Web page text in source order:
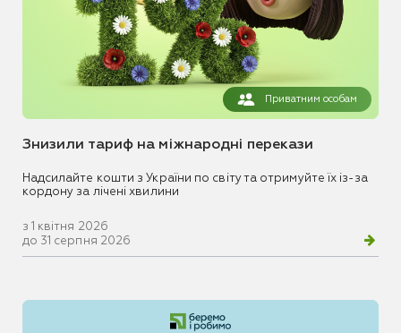
Приватним особам
Знизили тариф на міжнародні перекази
Надсилайте кошти з України по світу та отримуйте їх із-за
кордону за лічені хвилини
з 1 квітня 2026
до 31 серпня 2026